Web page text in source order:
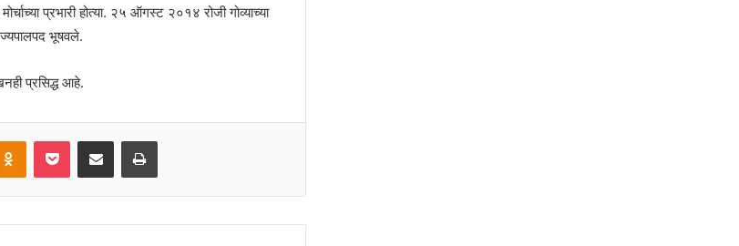
प्रभारी होत्या. २५ ऑगस्ट २०१४ रोजी गोव्याच्या
भूषवले.
प्रसिद्ध आहे.
Odnoklassniki
Pocket Share via Email Print